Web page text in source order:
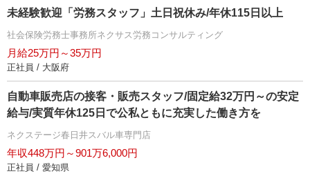
未経験歓迎「労務スタッフ」土日祝休み/年休115日以上
社会保険労務士事務所ネクサス労務コンサルティング
月給25万円～35万円
正社員 / 大阪府
自動車販売店の接客・販売スタッフ/固定給32万円～の安定
給与/実質年休125日で公私ともに充実した働き方を
ネクステージ春日井スバル車専門店
年収448万円～901万6,000円
正社員 / 愛知県